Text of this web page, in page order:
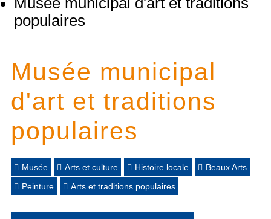
populaires
Musée municipal
d'art et traditions
populaires
Musée Arts et culture Histoire locale
Beaux Arts
Peinture
Arts et traditions populaires